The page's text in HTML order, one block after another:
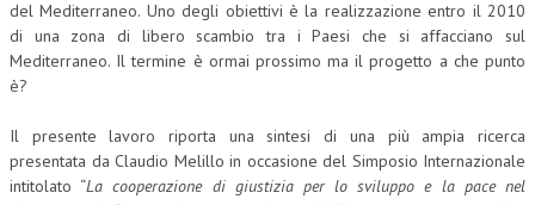
del Mediterraneo. Uno degli obiettivi è la realizzazione entro il 2010
di una zona di libero scambio tra i Paesi che si affacciano sul
Mediterraneo. Il termine è ormai prossimo ma il progetto a che punto
è?
Il presente lavoro riporta una sintesi di una più ampia ricerca
presentata da Claudio Melillo in occasione del Simposio Internazionale
intitolato “La cooperazione di giustizia per lo sviluppo e la pace nel